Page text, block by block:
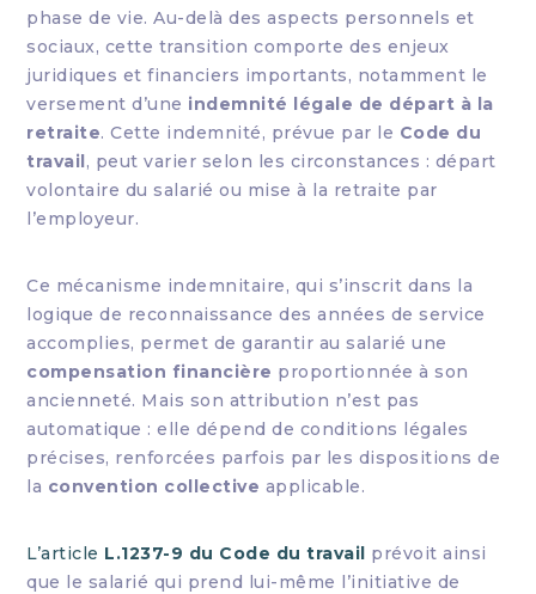
phase de vie. Au-delà des aspects personnels et
sociaux, cette transition comporte des enjeux
juridiques et financiers importants, notamment le
versement d’une indemnité légale de départ à la
retraite. Cette indemnité, prévue par le Code du
travail, peut varier selon les circonstances : départ
volontaire du salarié ou mise à la retraite par
l’employeur.
Ce mécanisme indemnitaire, qui s’inscrit dans la
logique de reconnaissance des années de service
accomplies, permet de garantir au salarié une
compensation financière proportionnée à son
ancienneté. Mais son attribution n’est pas
automatique : elle dépend de conditions légales
précises, renforcées parfois par les dispositions de
la convention collective applicable.
L’article L.1237-9 du Code du travail prévoit ainsi
que le salarié qui prend lui-même l’initiative de